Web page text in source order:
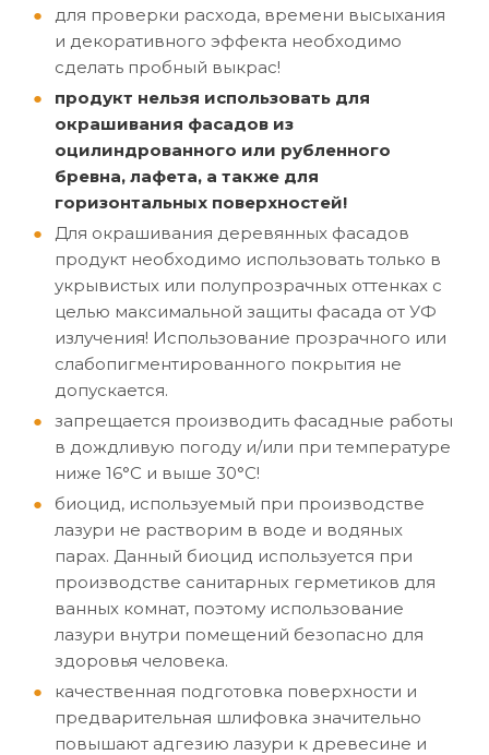
для проверки расхода, времени высыхания
и декоративного эффекта необходимо
сделать пробный выкрас!
продукт нельзя использовать для
окрашивания фасадов из
оцилиндрованного или рубленного
бревна, лафета, а также для
горизонтальных поверхностей!
Для окрашивания деревянных фасадов
продукт необходимо использовать только в
укрывистых или полупрозрачных оттенках с
целью максимальной защиты фасада от УФ
излучения! Использование прозрачного или
слабопигментированного покрытия не
допускается.
запрещается производить фасадные работы
в дождливую погоду и/или при температуре
ниже 16°C и выше 30°C!
биоцид, используемый при производстве
лазури не растворим в воде и водяных
парах. Данный биоцид используется при
производстве санитарных герметиков для
ванных комнат, поэтому использование
лазури внутри помещений безопасно для
здоровья человека.
качественная подготовка поверхности и
предварительная шлифовка значительно
повышают адгезию лазури к древесине и